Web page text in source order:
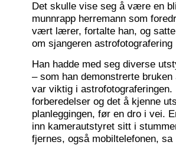
Det skulle vise seg å være en
munnrapp herremann som
vært lærer, fortalte han, og
om sjangeren astrofotografering
Han hadde med seg diverse
– som han demonstrerte
var viktig i
forberedelser og det å kjenne
planleggingen, før en dro i vei.
inn kamerautstyret sitt i
fjernes, også mobiltelefonen, sa